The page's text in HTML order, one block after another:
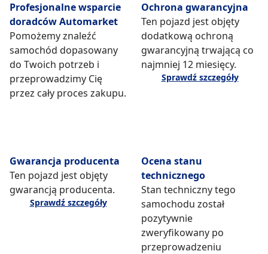
Profesjonalne wsparcie
doradców Automarket
Pomożemy znaleźć
samochód dopasowany
do Twoich potrzeb i
przeprowadzimy Cię
przez cały proces zakupu.
Ochrona gwarancyjna
Ten pojazd jest objęty
dodatkową ochroną
gwarancyjną trwającą co
najmniej 12 miesięcy.
Sprawdź szczegóły
Gwarancja producenta
Ten pojazd jest objęty
gwarancją producenta.
Sprawdź szczegóły
Ocena stanu
technicznego
Stan techniczny tego
samochodu został
pozytywnie
zweryfikowany po
przeprowadzeniu